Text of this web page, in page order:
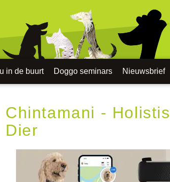
in de buurt Doggo seminars Nieuwsbrief
Chintamani -
Dier